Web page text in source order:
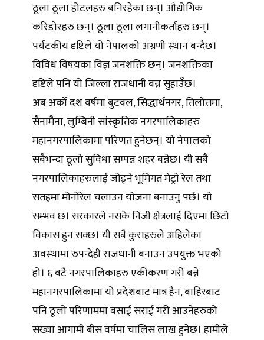
ठूला ठूला होटलहरु बनिरहेका छन्। औद्योगिक
करिडोरहरु छन्। ठूला ठूला लगानीकर्ताहरु छन्।
पर्यटकीय दृष्टिले यो नेपालको अग्रणी स्थान बन्दैछ।
विविध विषयका विज्ञ जनशक्ति छन्। जनशक्तिका
दृष्टिले पनि यो जिल्ला राजधानी बन्न सुहाउँछ।
अब अर्काे दश वर्षमा बुटवल, सिद्धार्थनगर, तिलोत्तमा,
सैनामैना, लुम्बिनी सांस्कृतिक नगरपालिकाहरु
महानगरपालिकामा परिणत हुनेछन्। यो नेपालको
सबैभन्दा ठूलो सुविधा सम्पन्न शहर बन्नेछ। यी सबै
नगरपालिकाहरुलाई जोड्ने भूमिगत मेट्रो रेल तथा
सतहमा मोनोरेल चलाउन योजना बनाउनु पर्छ। यो
सम्भव छ। सरकारले नसके निजी क्षेत्रलाई दिएमा छिटो
विकास हुन सक्छ। यी सबै कुराहरुले अहिलेका
अवस्थामा रुपन्देही राजधानी बनाउन उपयुक्त भएको
हो। ६ वटै नगरपालिकाहरु एकीकरण गरी बन्ने
महानगरपालिकामा यो प्रदेशबाट मात्र हैन, बाहिरबाट
पनि ठूलो परिणाममा बसाई सराई गरी आउनेहरुको
संख्या आगामी बीस वर्षमा चालिस लाख हुनेछ। हामीले